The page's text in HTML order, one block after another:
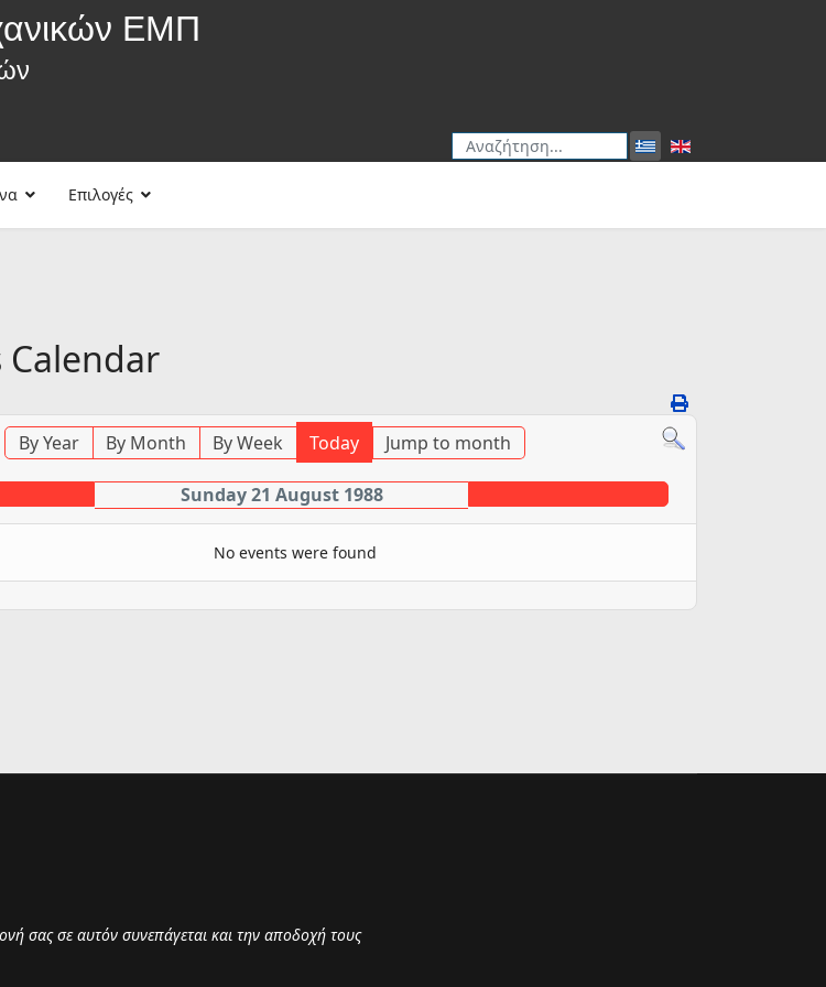
ΕΜΠ
Αναζήτηση
Επιλογές
Calendar
By Year By Month By Week Today Jump to month
Sunday 21 August 1988
No events were found
σας σε αυτόν συνεπάγεται και την αποδοχή τους